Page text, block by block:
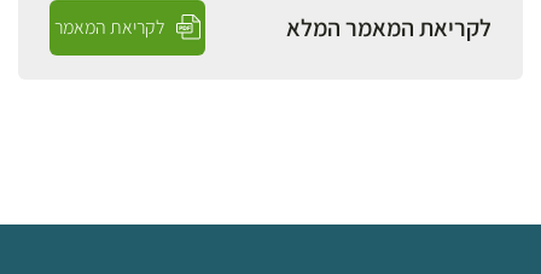
לקריאת המאמר המלא לקריאת המאמר